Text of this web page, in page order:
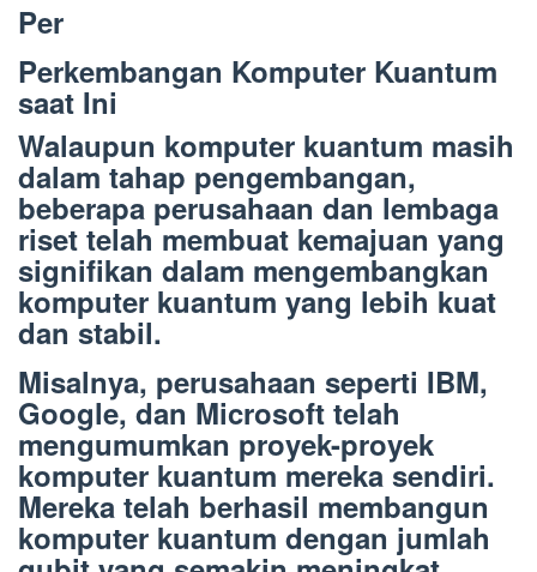
Per
Perkembangan Komputer Kuantum
saat Ini
Walaupun komputer kuantum masih
dalam tahap pengembangan,
beberapa perusahaan dan lembaga
riset telah membuat kemajuan yang
signifikan dalam mengembangkan
komputer kuantum yang lebih kuat
dan stabil.
Misalnya, perusahaan seperti IBM,
Google, dan Microsoft telah
mengumumkan proyek-proyek
komputer kuantum mereka sendiri.
Mereka telah berhasil membangun
komputer kuantum dengan jumlah